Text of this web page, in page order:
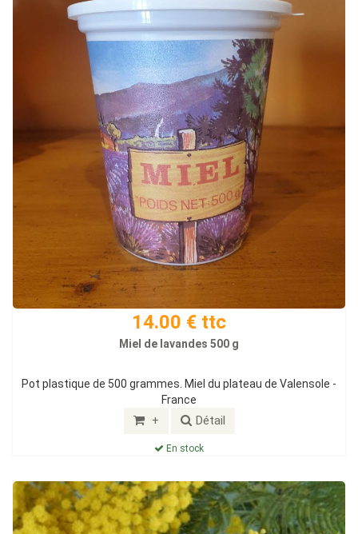
14.00 € ttc
Miel de lavandes 500 g
Pot plastique de 500 grammes. Miel du plateau de Valensole -
France
+ Détail
En stock